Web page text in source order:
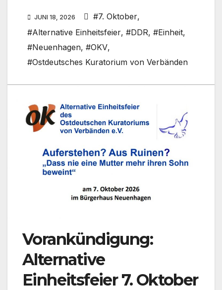
JUNI 18, 2026 #7. Oktober,
#Alternative Einheitsfeier, #DDR, #Einheit,
#Neuenhagen, #OKV,
#Ostdeutsches Kuratorium von Verbänden
Vorankündigung:
Alternative
Einheitsfeier 7. Oktober